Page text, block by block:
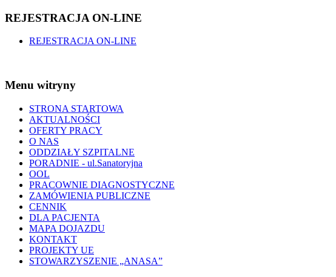
REJESTRACJA ON-LINE
REJESTRACJA ON-LINE
Menu witryny
STRONA STARTOWA
AKTUALNOŚCI
OFERTY PRACY
O NAS
ODDZIAŁY SZPITALNE
PORADNIE - ul.Sanatoryjna
OOL
PRACOWNIE DIAGNOSTYCZNE
ZAMÓWIENIA PUBLICZNE
CENNIK
DLA PACJENTA
MAPA DOJAZDU
KONTAKT
PROJEKTY UE
STOWARZYSZENIE „ANASA”